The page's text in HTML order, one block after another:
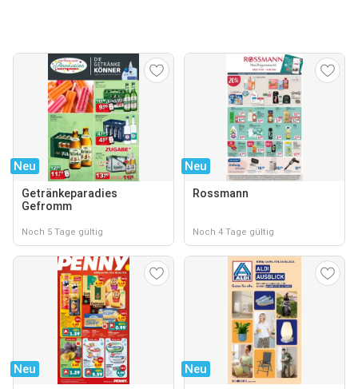
Neu
Getränkeparadies
Gefromm
Noch 5 Tage gültig
Neu
Rossmann
Noch 4 Tage gültig
Neu Neu